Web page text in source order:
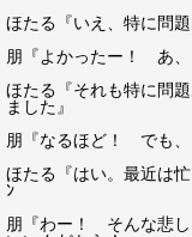
ほたる『いえ、特に問題
朋『よかったー！ あ、
ほたる『それも特に問
ました』
朋『なるほど！ でも
ほたる『はい。最近は
ﾝ
朋『わー！ そんな悲